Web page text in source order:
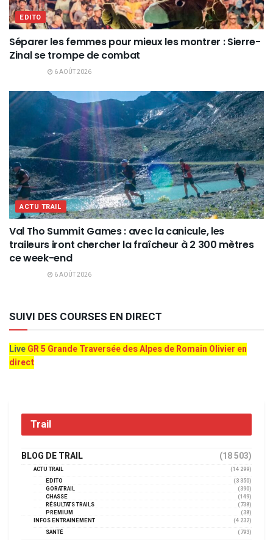
EDITO
Séparer les femmes pour mieux les montrer : Sierre-
Zinal se trompe de combat
6 AOÛT 2026
ACTU TRAIL
Val Tho Summit Games : avec la canicule, les
traileurs iront chercher la fraîcheur à 2 300 mètres
ce week-end
6 AOÛT 2026
SUIVI DES COURSES EN DIRECT
LiveGR 5 Grande Traversée des Alpes de Romain Olivier en
direct
Trail
BLOG DE TRAIL (18 503)
ACTU TRAIL
(14 299)
EDITO
(3 350)
GORATRAIL
(390)
CHASSE
(149)
RÉSULTATS TRAILS
(738)
PREMIUM
(38)
INFOS ENTRAINEMENT
(4 232)
SANTÉ
(793)